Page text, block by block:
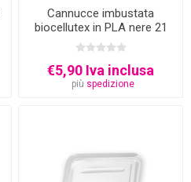
Cannucce imbustata
biocellutex in PLA nere 21
cm 250 pezzi
€5,90 Iva inclusa
più spedizione